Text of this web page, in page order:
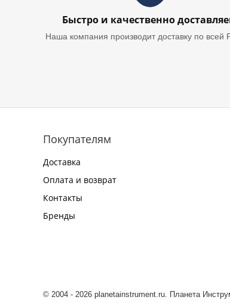
Быстро и качественно
Наша компания производит доставку по всей
Покупателям
Доставка
Оплата и возврат
Контакты
Бренды
© 2004 - 2026 planetainstrument.ru. Планета